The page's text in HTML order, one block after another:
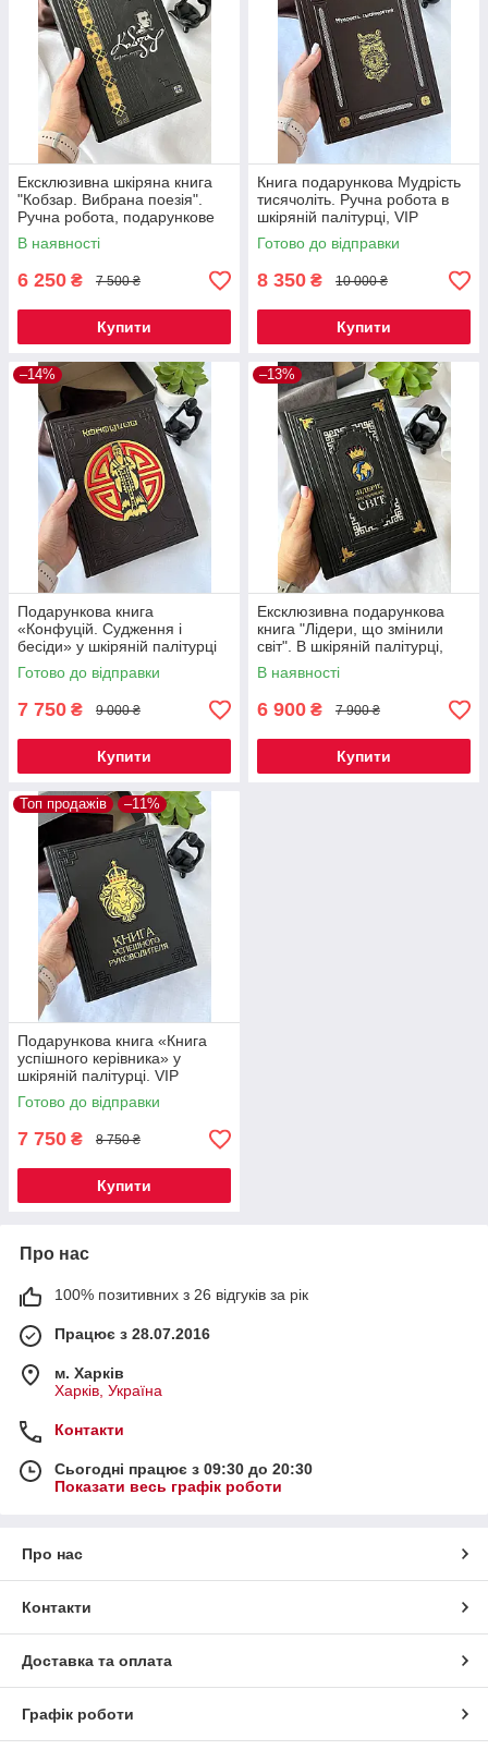
Ексклюзивна шкіряна книга
"Кобзар. Вибрана поезія".
Ручна робота, подарункове
видання.
В наявності
6 250 ₴ 7 500 ₴
Купити
Книга подарункова Мудрість
тисячоліть. Ручна робота в
шкіряній палітурці, VIP
видання
Готово до відправки
8 350 ₴ 10 000 ₴
Купити
–14%
Подарункова книга
«Конфуцій. Судження і
бесіди» у шкіряній палітурці
Готово до відправки
7 750 ₴ 9 000 ₴
Купити
–13%
Ексклюзивна подарункова
книга "Лідери, що змінили
світ". В шкіряній палітурці,
ручної роботи
В наявності
6 900 ₴ 7 900 ₴
Купити
Топ продажів –11%
Подарункова книга «Книга
успішного керівника» у
шкіряній палітурці. VIP
видання ручної роботи
Готово до відправки
7 750 ₴ 8 750 ₴
Купити
Про нас
100% позитивних з 26 відгуків за рік
Працює з 28.07.2016
м. Харків
Харків, Україна
Контакти
Сьогодні працює з 09:30 до 20:30
Показати весь графік роботи
Про нас
Контакти
Доставка та оплата
Графік роботи